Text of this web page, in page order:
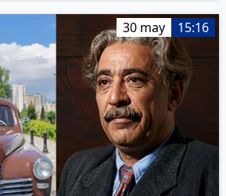
30 may 15:16